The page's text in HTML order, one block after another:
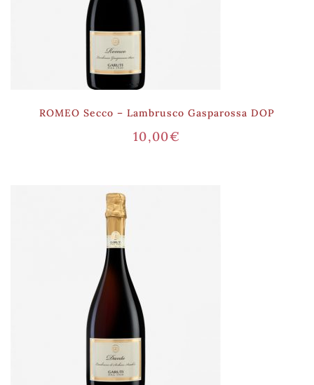
ROMEO Secco – Lambrusco Gasparossa DOP
10,00€